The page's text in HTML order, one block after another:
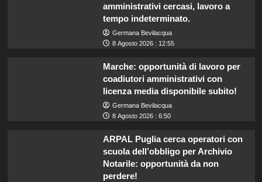
amministrativi cercasi, lavoro a
tempo indeterminato.
Germana Bevilacqua
8 Agosto 2026 : 12:55
Marche: opportunità di lavoro per
coadiutori amministrativi con
licenza media disponibile subito!
Germana Bevilacqua
8 Agosto 2026 : 6:50
ARPAL Puglia cerca operatori con
scuola dell’obbligo per Archivio
Notarile: opportunità da non
perdere!